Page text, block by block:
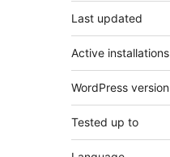
Last updated
Active installations
WordPress version
Tested up to